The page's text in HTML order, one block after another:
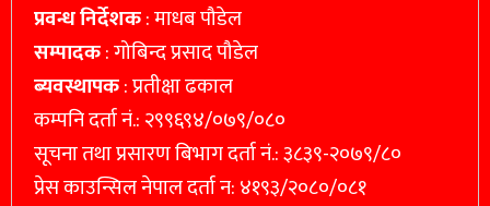
प्रवन्ध निर्देशक: माधब पौडेल
सम्पादक: गोबिन्द प्रसाद पौडेल
ब्यवस्थापक: प्रतीक्षा ढकाल
कम्पनि दर्ता नं.: २९९६९४/०७९/०८०
सूचना तथा प्रसारण बिभाग दर्ता नं.: ३८३९-२०७९/८०
प्रेस काउन्सिल नेपाल दर्ता न: ४१९३/२०८०/०८१